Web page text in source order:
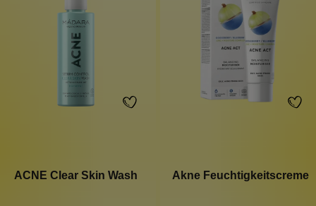
ACNE Clear Skin Wash Akne Feuchtigkeitscreme